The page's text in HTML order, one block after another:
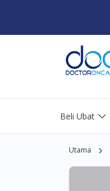
Beli Ubat
Utama